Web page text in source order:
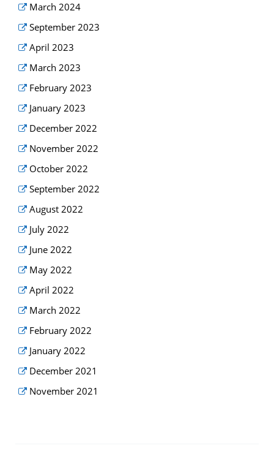
March 2024
September 2023
April 2023
March 2023
February 2023
January 2023
December 2022
November 2022
October 2022
September 2022
August 2022
July 2022
June 2022
May 2022
April 2022
March 2022
February 2022
January 2022
December 2021
November 2021